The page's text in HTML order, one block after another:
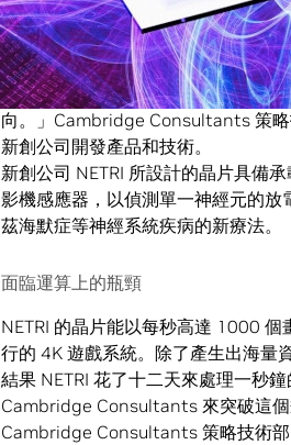
快上了三千倍。
這項成果讓研究人員能夠使用法國新
片。
「動物研究顛覆了醫學領域的發展
向。」Cambridge Consultants 策
新創公司開發產品和技術。
新創公司 NETRI 所設計的晶片具備
影機感應器，以偵測單一神經元的
茲海默症等神經系統疾病的新療法。
面臨運算上的瓶頸
NETRI 的晶片能以每秒高達 1000
行的 4K 遊戲系統。除了產生出海量
結果 NETRI 花了十二天來處理一秒
Cambridge Consultants 來突破這個
Cambridge Consultants 策略技術